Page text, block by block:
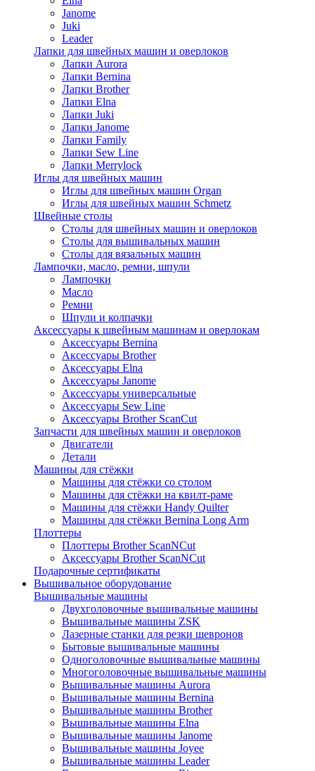
Janome
Juki
Leader
Лапки для швейных машин и оверлоков
Лапки Aurora
Лапки Bernina
Лапки Brother
Лапки Elna
Лапки Juki
Лапки Janome
Лапки Family
Лапки Sew Line
Лапки Merrylock
Иглы для швейных машин
Иглы для швейных машин Organ
Иглы для швейных машин Schmetz
Швейные столы
Столы для швейных машин и оверлоков
Столы для вышивальных машин
Столы для вязальных машин
Лампочки, масло, ремни, шпули
Лампочки
Масло
Ремни
Шпули и колпачки
Аксессуары к швейным машинам и оверлокам
Аксессуары Bernina
Аксессуары Brother
Аксессуары Elna
Аксессуары Janome
Аксессуары универсальные
Аксессуары Sew Line
Аксессуары Brother ScanCut
Запчасти для швейных машин и оверлоков
Двигатели
Детали
Машины для стёжки
Машины для стёжки со столом
Машины для стёжки на квилт-раме
Машины для стёжки Handy Quilter
Машины для стёжки Bernina Long Arm
Плоттеры
Плоттеры Brother ScanNCut
Аксессуары Brother ScanNCut
Подарочные сертификаты
Вышивальное оборудование
Вышивальные машины
Двухголовочные вышивальные машины
Вышивальные машины ZSK
Лазерные станки для резки шевронов
Бытовые вышивальные машины
Одноголовочные вышивальные машины
Многоголовочные вышивальные машины
Вышивальные машины Aurora
Вышивальные машины Bernina
Вышивальные машины Brother
Вышивальные машины Elna
Вышивальные машины Janome
Вышивальные машины Joyee
Вышивальные машины Leader